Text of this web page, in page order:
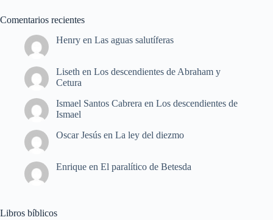
Comentarios recientes
Henry en Las aguas salutíferas
Liseth en Los descendientes de Abraham y
Cetura
Ismael Santos Cabrera en Los descendientes de
Ismael
Oscar Jesús en La ley del diezmo
Enrique en El paralítico de Betesda
Libros bíblicos